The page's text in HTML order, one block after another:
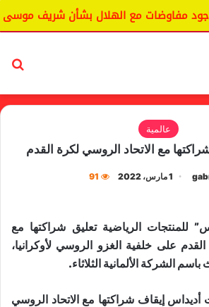
مفاوضات مع الهلال بشأن شريف موسى.
عالمية
مع الاتحاد الروسي لكرة القدم
1 مارس، 2022 91
للمنتجات الرياضية تعليق شراكتها مع
على خلفية الغزو الروسي لأوكرانيا،
الشركة الألمانية الثلاثاء.
إيقاف شراكتها مع الاتحاد الروسي